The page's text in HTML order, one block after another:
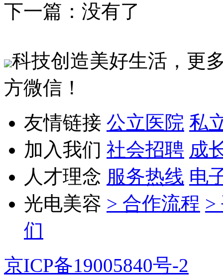
下一篇：没有了
科技创造美好生活，更
方微信！
友情链接 公立医院 私
加入我们 社会招聘 成
人才理念 服务热线 电
光电美容 > 合作流程 >
们
京ICP备19005840号-2